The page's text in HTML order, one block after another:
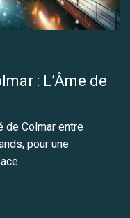
: L’Âme de
de Colmar entre
pour une